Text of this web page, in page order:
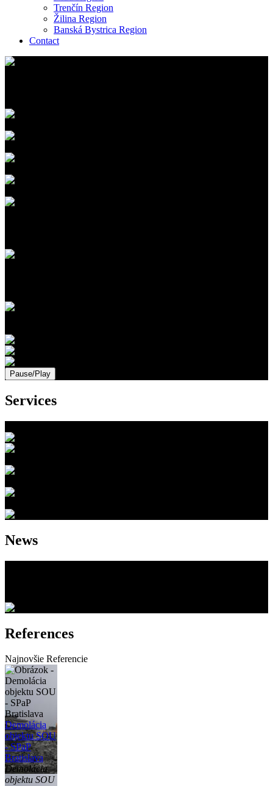
Trenčín Region
Žilina Region
Banská Bystrica Region
Contact
Pause/Play
Services
News
References
Najnovšie Referencie
Demolácia
objektu SOU
- SPaP
Bratislava
Demolácia
objektu SOU